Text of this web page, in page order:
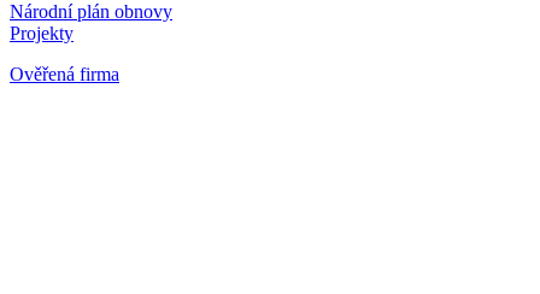
Národní plán obnovy
Projekty
Ověřená firma